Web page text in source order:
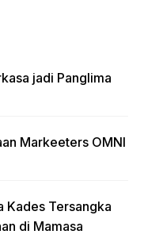
jadi Panglima
Markeeters OMNI
Kades Tersangka
di Mamasa